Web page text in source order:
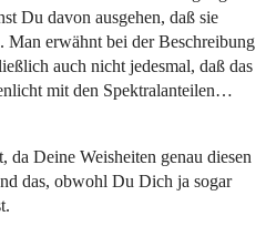
Du davon ausgehen, daß sie
Man erwähnt bei der Beschreibung
auch nicht jedesmal, daß das
mit den Spektralanteilen…
da Deine Weisheiten genau diesen
das, obwohl Du Dich ja sogar